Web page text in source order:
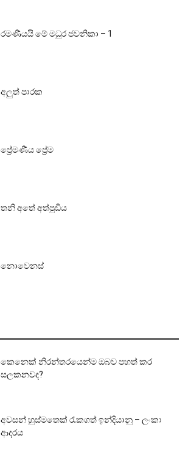
රමණීයයි මේ මධුර ජවනිකා – 1
අලුත් පාරක
ප්‍රේමණීය ප්‍රේම
තනි අතේ අත්පුඩිය
නොවෙනස්
කෙනෙක් නිරන්තරයෙන්ම ඔබව පහත් කර
සලකනවද?
අවසන් හුස්මතෙක් රැකගත් ඉන්දියානු – ලංකා
ආදරය